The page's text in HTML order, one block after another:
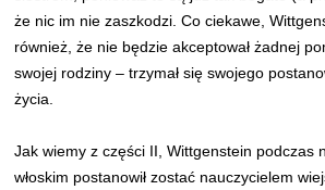
że nic im nie zaszkodzi. Co ciekawe,
również, że nie będzie akceptował żadnej
swojej rodziny – trzymał się swojego
życia.
Jak wiemy z części II, Wittgenstein podczas
włoskim postanowił zostać nauczycielem